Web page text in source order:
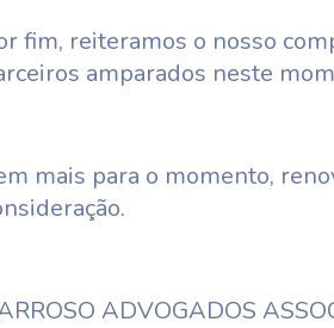
fim, reiteramos o nosso
amparados neste
mais para o momento,
ADVOGADOS